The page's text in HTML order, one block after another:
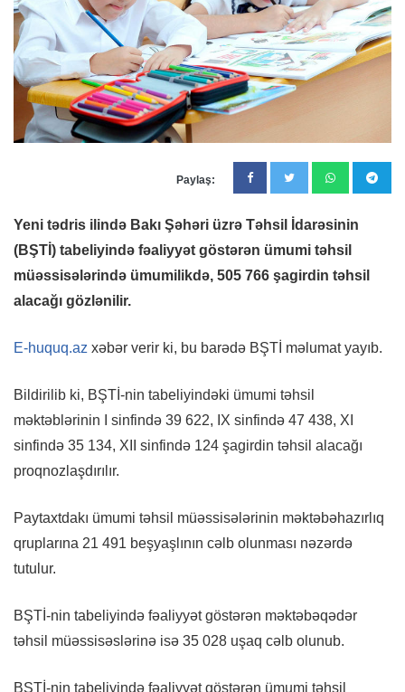
Paylaş:
Yeni tədris ilində Bakı Şəhəri üzrə Təhsil İdarəsinin
(BŞTİ) tabeliyində fəaliyyət göstərən ümumi təhsil
müəssisələrində ümumilikdə, 505 766 şagirdin təhsil
alacağı gözlənilir.
E-huquq.az xəbər verir ki, bu barədə BŞTİ məlumat yayıb.
Bildirilib ki, BŞTİ-nin tabeliyindəki ümumi təhsil
məktəblərinin I sinfində 39 622, IX sinfində 47 438, XI
sinfində 35 134, XII sinfində 124 şagirdin təhsil alacağı
proqnozlaşdırılır.
Paytaxtdakı ümumi təhsil müəssisələrinin məktəbəhazırlıq
qruplarına 21 491 beşyaşlının cəlb olunması nəzərdə
tutulur.
BŞTİ-nin tabeliyində fəaliyyət göstərən məktəbəqədər
təhsil müəssisəslərinə isə 35 028 uşaq cəlb olunub.
BŞTİ-nin tabeliyində fəaliyyət göstərən ümumi təhsil